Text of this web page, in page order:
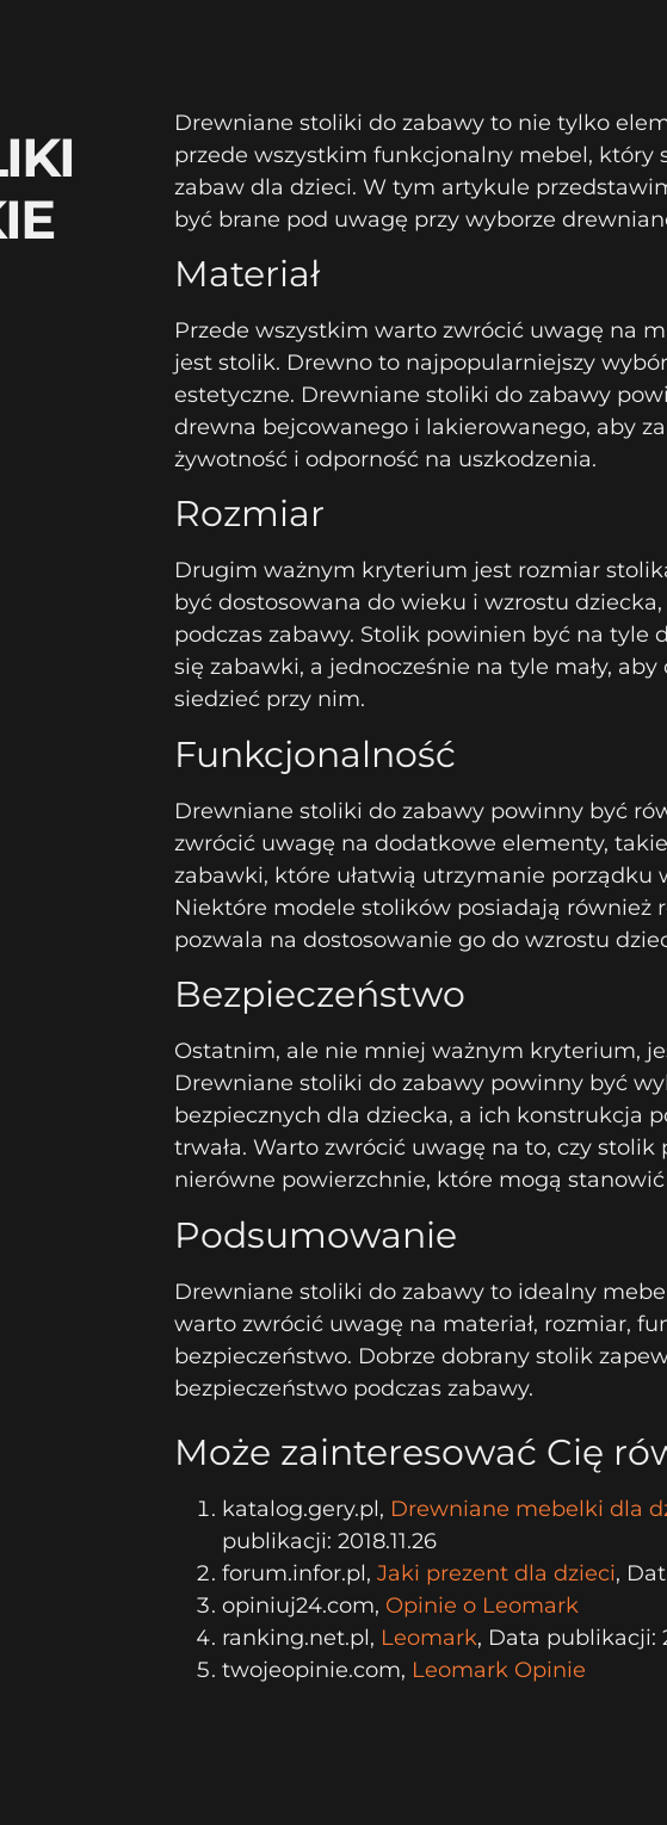
Drewniane stoliki do zabawy to nie tylko
przede wszystkim funkcjonalny mebel, który
zabaw dla dzieci. W tym artykule
być brane pod uwagę przy wyborze
Materiał
Przede wszystkim warto zwrócić uwagę na
jest stolik. Drewno to najpopularniejszy
estetyczne. Drewniane stoliki do zabawy
drewna bejcowanego i lakierowanego, aby
żywotność i odporność na uszkodzenia.
Rozmiar
Drugim ważnym kryterium jest rozmiar
być dostosowana do wieku i wzrostu
podczas zabawy. Stolik powinien być na tyle
się zabawki, a jednocześnie na tyle mały,
siedzieć przy nim.
Funkcjonalność
Drewniane stoliki do zabawy powinny być
zwrócić uwagę na dodatkowe elementy,
zabawki, które ułatwią utrzymanie porządku
Niektóre modele stolików posiadają również
pozwala na dostosowanie go do wzrostu
Bezpieczeństwo
Ostatnim, ale nie mniej ważnym kryterium,
Drewniane stoliki do zabawy powinny być
bezpiecznych dla dziecka, a ich konstrukcja
trwała. Warto zwrócić uwagę na to, czy
nierówne powierzchnie, które mogą
Podsumowanie
Drewniane stoliki do zabawy to idealny
warto zwrócić uwagę na materiał, rozmiar,
bezpieczeństwo. Dobrze dobrany stolik
bezpieczeństwo podczas zabawy.
Może zainteresować Cię
katalog.gery.pl, Drewniane mebelki dla
publikacji: 2018.11.26
forum.infor.pl, Jaki prezent dla dzieci,
opiniuj24.com, Opinie o Leomark
ranking.net.pl, Leomark, Data publikacji:
twojeopinie.com, Leomark Opinie